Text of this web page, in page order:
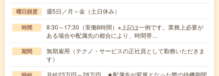
曜日頻度 週5日／月～金（土日休み）
時間
8:30～17:30（実働8時間）※上記は一例です。業務上必要が
ある場合や配属先の都合により、時間帯…
期間
無期雇用（テクノ・サービスの正社員として勤務いただきま
す）
月給23万円～28万円 ★配属先が変更となった際の待機期間